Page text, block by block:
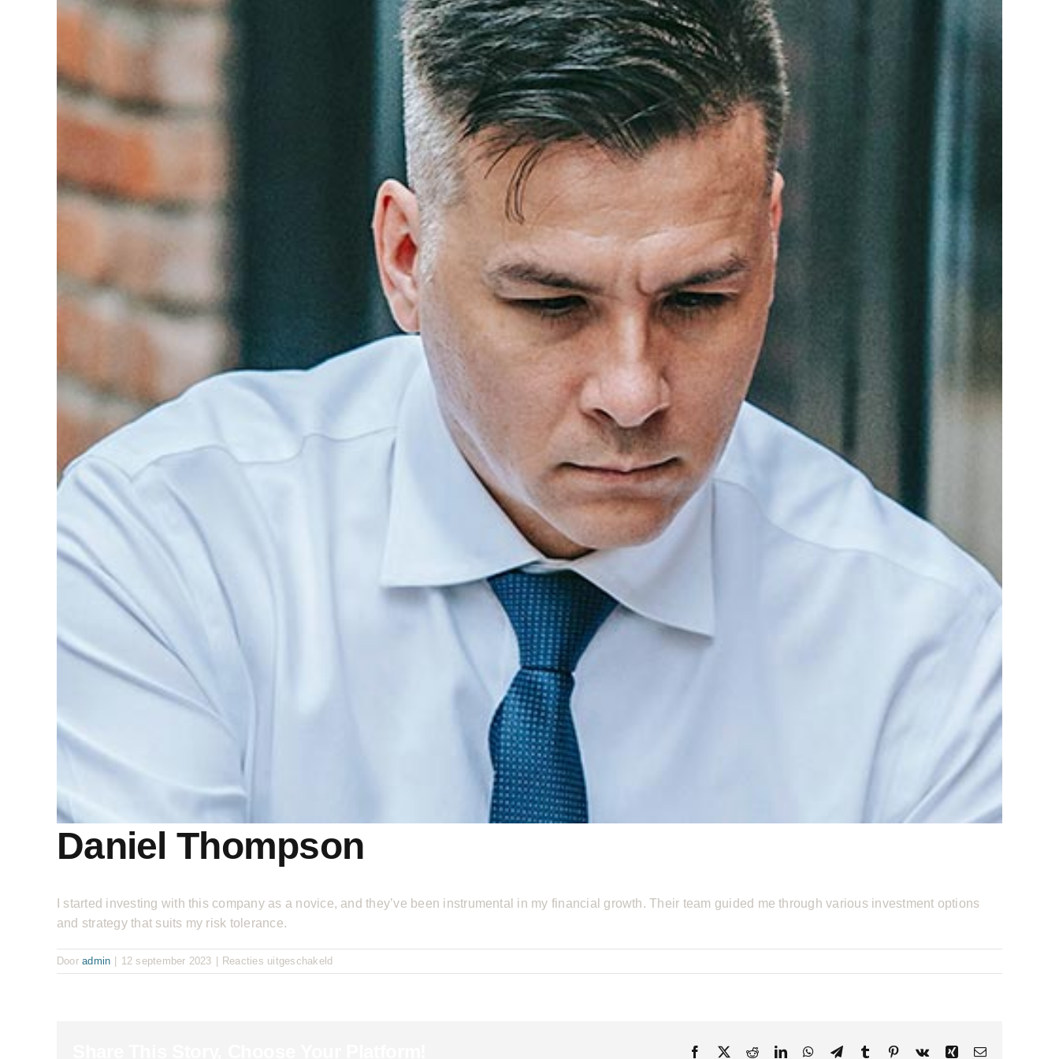
Daniel Thompson
I started investing with this company as a novice, and they’ve been instrumental in my financial growth. Their team guided me through various investment options
and strategy that suits my risk tolerance.
Dooradmin 12 september 2023 Reacties uitgeschakeldvoor
Daniel
Facebook
X RedditLinkedInWhatsApp
TelegramTumblr Pinterest
Vk Xing E-